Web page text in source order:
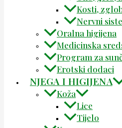
Kosti,
Nervni
Oralna higijena
Medicinska
Program za
Erotski dodaci
NJEGA I HIGIJENA
Koža
Lice
Tijelo